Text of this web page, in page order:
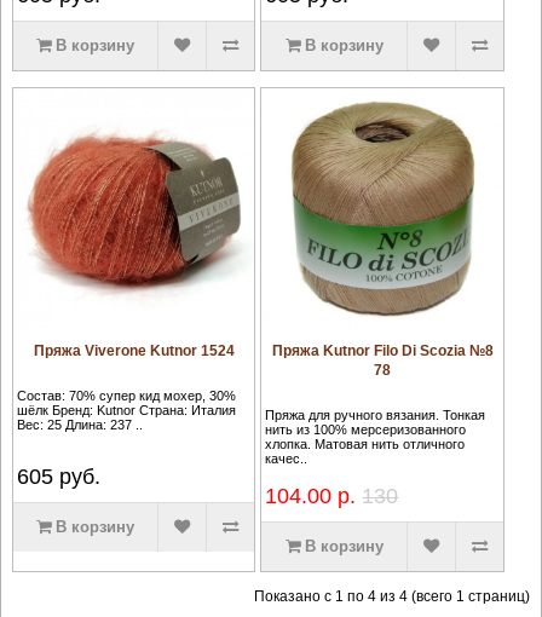
В корзину В корзину
Пряжа Viverone Kutnor 1524
Состав: 70% супер кид мохер, 30%
шёлк Бренд: Kutnor Страна: Италия
Вес: 25 Длина: 237 ..
605руб.
В корзину
Пряжа Kutnor Filo Di Scozia №8
78
Пряжа для ручного вязания. Тонкая
нить из 100% мерсеризованного
хлопка. Матовая нить отличного
качес..
104.00 р. 130
В корзину
Показано с 1 по 4 из 4 (всего 1 страниц)